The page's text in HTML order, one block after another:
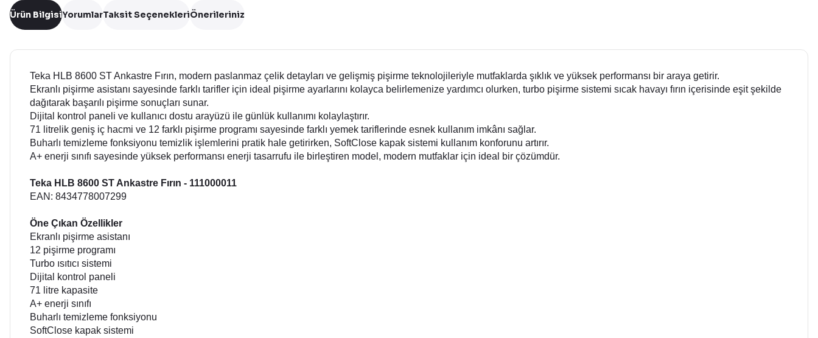
Ürün BilgisiYorumlarTaksit SeçenekleriÖnerileriniz
Teka HLB 8600 ST Ankastre Fırın, modern paslanmaz çelik detayları ve gelişmiş pişirme teknolojileriyle mutfaklarda şıklık ve yüksek performansı bir araya getirir.
Ekranlı pişirme asistanı sayesinde farklı tarifler için ideal pişirme ayarlarını kolayca belirlemenize yardımcı olurken, turbo pişirme sistemi sıcak havayı fırın içerisinde eşit şekilde
dağıtarak başarılı pişirme sonuçları sunar.
Dijital kontrol paneli ve kullanıcı dostu arayüzü ile günlük kullanımı kolaylaştırır.
71 litrelik geniş iç hacmi ve 12 farklı pişirme programı sayesinde farklı yemek tariflerinde esnek kullanım imkânı sağlar.
Buharlı temizleme fonksiyonu temizlik işlemlerini pratik hale getirirken, SoftClose kapak sistemi kullanım konforunu artırır.
A+ enerji sınıfı sayesinde yüksek performansı enerji tasarrufu ile birleştiren model, modern mutfaklar için ideal bir çözümdür.
Teka HLB 8600 ST Ankastre Fırın - 111000011
EAN: 8434778007299
Öne Çıkan Özellikler
Ekranlı pişirme asistanı
12 pişirme programı
Turbo ısıtıcı sistemi
Dijital kontrol paneli
71 litre kapasite
A+ enerji sınıfı
Buharlı temizleme fonksiyonu
SoftClose kapak sistemi